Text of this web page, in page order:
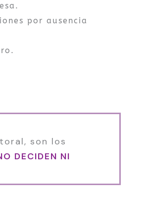
por ausencia
son los
DECIDEN NI